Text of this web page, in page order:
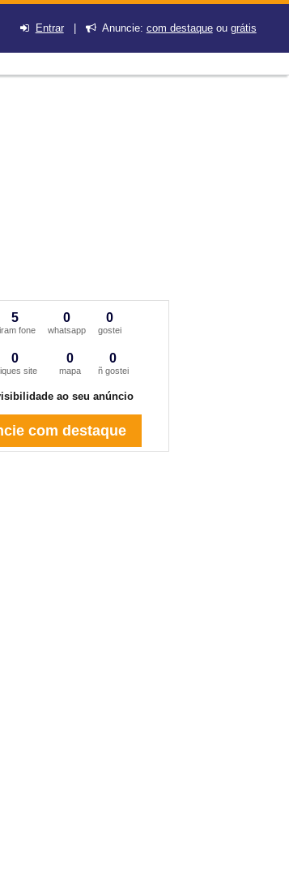
Entrar| Anuncie: com destaqueou grátis
5
fone
0
whatsapp
0
gostei
0
site
0
mapa
0
ñ gostei
ao seu anúncio
com destaque